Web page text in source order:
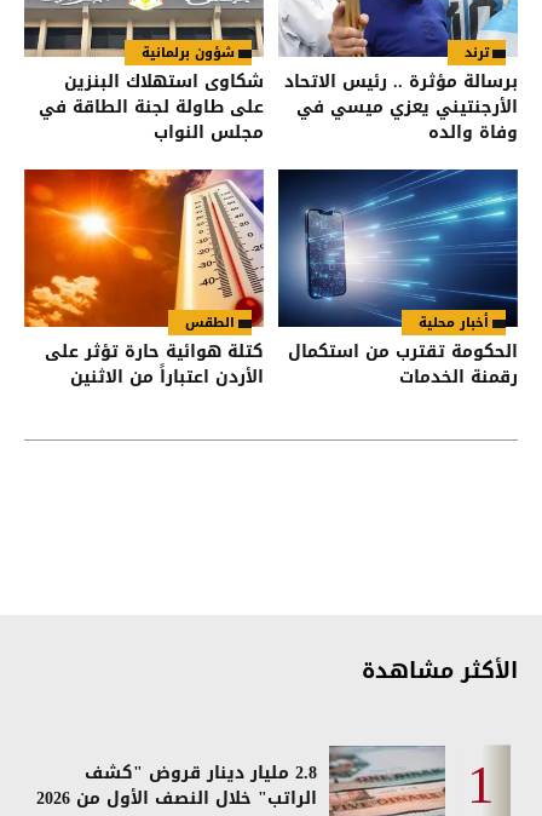
ترند
برسالة مؤثرة .. رئيس الاتحاد
الأرجنتيني يعزي ميسي في
وفاة والده
شؤون برلمانية
شكاوى استهلاك البنزين
على طاولة لجنة الطاقة في
مجلس النواب
أخبار محلية
الحكومة تقترب من استكمال
رقمنة الخدمات
الطقس
كتلة هوائية حارة تؤثر على
الأردن اعتباراً من الاثنين
الأكثر مشاهدة
2.8 مليار دينار قروض "كشف
الراتب" خلال النصف الأول من 2026